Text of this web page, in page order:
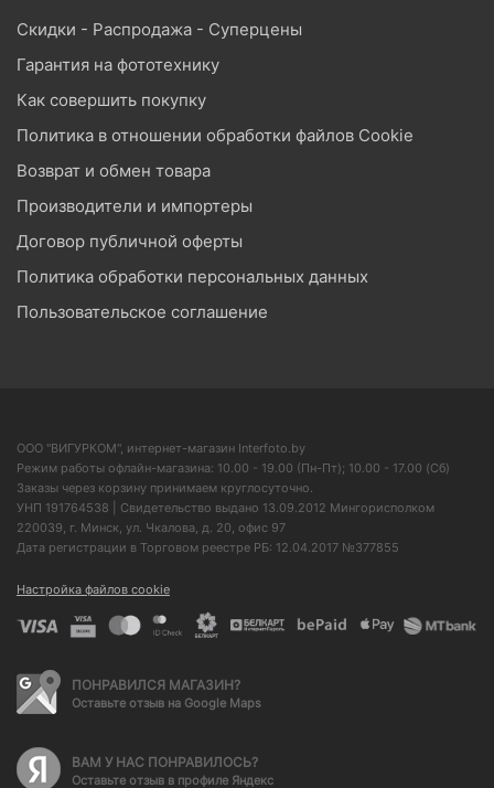
Скидки - Распродажа - Суперцены
Гарантия на фототехнику
Как совершить покупку
Политика в отношении обработки файлов Cookie
Возврат и обмен товара
Производители и импортеры
Договор публичной оферты
Политика обработки персональных данных
Пользовательское соглашение
ООО "ВИГУРКОМ", интернет-магазин Interfoto.by
Режим работы офлайн-магазина: 10.00 - 19.00 (Пн-Пт); 10.00 - 17.00 (Сб)
Заказы через корзину принимаем круглосуточно.
УНП 191764538 | Свидетельство выдано 13.09.2012 Мингорисполком
220039, г. Минск, ул. Чкалова, д. 20, офис 97
Дата регистрации в Торговом реестре РБ: 12.04.2017 №377855
Настройка файлов cookie
ПОНРАВИЛСЯ МАГАЗИН?
Оставьте отзыв на Google Maps
ВАМ У НАС ПОНРАВИЛОСЬ?
Оставьте отзыв в профиле Яндекс